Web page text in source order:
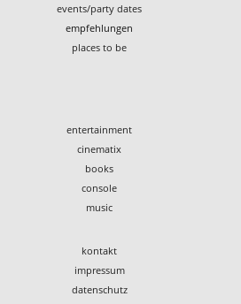
events/party dates
empfehlungen
places to be
entertainment
cinematix
books
console
music
kontakt
impressum
datenschutz